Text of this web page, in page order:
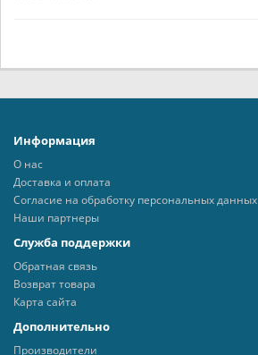
Информация
О нас
Доставка и оплата
Согласие на обработку персональных данных
Наши партнеры
Служба поддержки
Обратная связь
Возврат товара
Карта сайта
Дополнительно
Производители